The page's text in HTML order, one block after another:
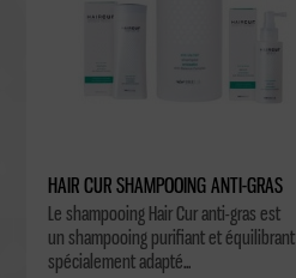
HAIR CUR SHAMPOOING ANTI-GRAS
Le shampooing Hair Cur anti-gras est
un shampooing purifiant et équilibrant
spécialement adapté...